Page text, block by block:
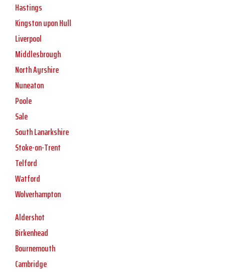
Hastings
Kingston upon Hull
Liverpool
Middlesbrough
North Ayrshire
Nuneaton
Poole
Sale
South Lanarkshire
Stoke-on-Trent
Telford
Watford
Wolverhampton
Aldershot
Birkenhead
Bournemouth
Cambridge